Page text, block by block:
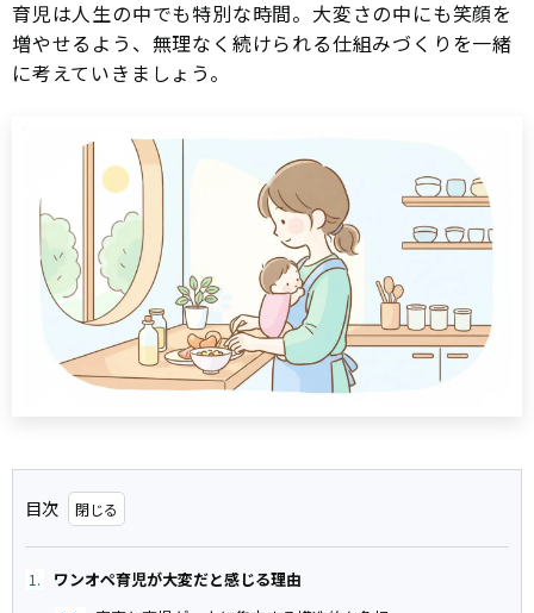
育児は人生の中でも特別な時間。大変さの中にも笑顔を
増やせるよう、無理なく続けられる仕組みづくりを一緒
に考えていきましょう。
目次
1. ワンオペ育児が大変だと感じる理由